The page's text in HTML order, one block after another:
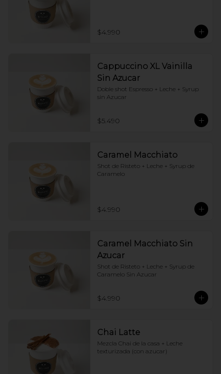
$4.990
Cappuccino XL Vainilla
Sin Azucar
Doble shot Espresso + Leche + Syrup
sin Azucar
$5.490
Caramel Macchiato
Shot de Risteto + Leche + Syrup de
Caramelo
$4.990
Caramel Macchiato Sin
Azucar
Shot de Risteto + Leche + Syrup de
Caramelo Sin Azucar
$4.990
Chai Latte
Mezcla Chai de la casa + Leche
texturizada (con azucar)